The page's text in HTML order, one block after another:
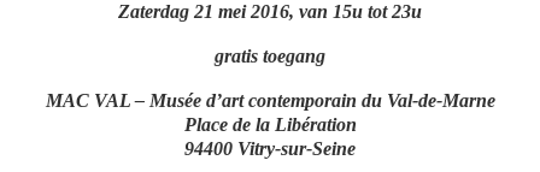
Zaterdag 21 mei 2016, van 15u tot 23u
gratis toegang
MAC VAL – Musée d’art contemporain du Val-de-Marne
Place de la Libération
94400 Vitry-sur-Seine